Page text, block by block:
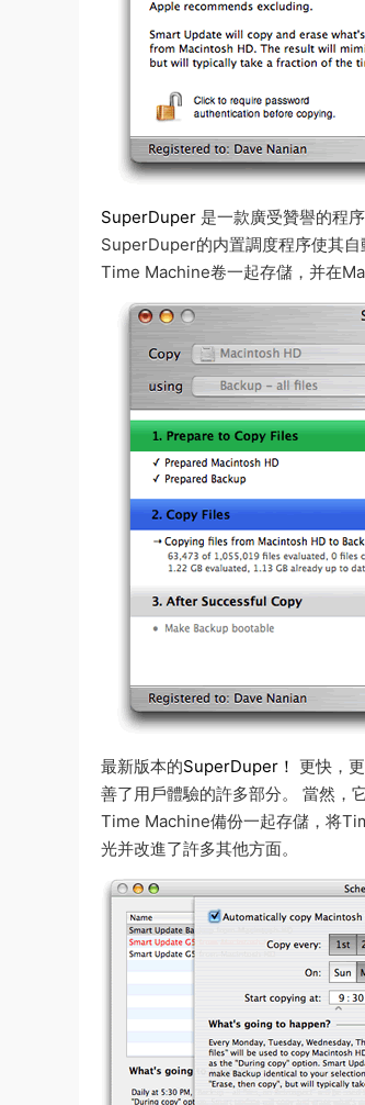
SuperDuper 是一款廣受贊譽的程
SuperDuper的内置調度程序使其
Time Machine卷一起存儲，并在
最新版本的SuperDuper！ 更快，
善了用戶體驗的許多部分。 當然，
Time Machine備份一起存儲，将
光并改進了許多其他方面。